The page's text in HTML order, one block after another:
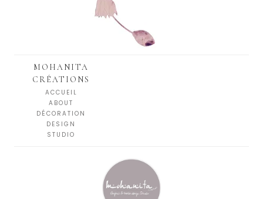
MOHANITA
CRÉATIONS
ACCUEIL
ABOUT
DÉCORATION
DESIGN
STUDIO